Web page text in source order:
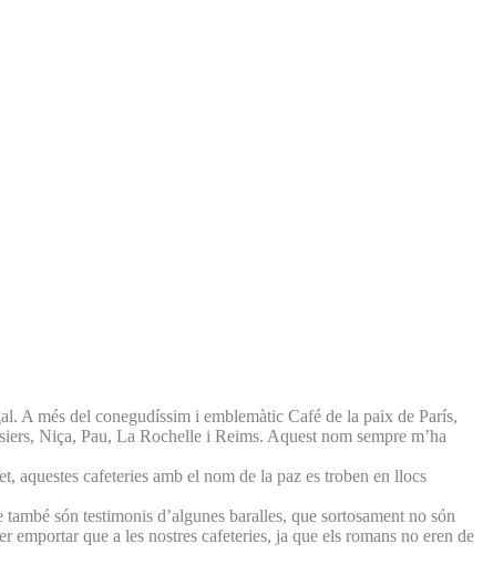
A més del conegudíssim i emblemàtic Café de la paix de París,
Niça, Pau, La Rochelle i Reims. Aquest nom sempre m’ha
aquestes cafeteries amb el nom de la paz es troben en llocs
són testimonis d’algunes baralles, que sortosament no són
emportar que a les nostres cafeteries, ja que els romans no eren de